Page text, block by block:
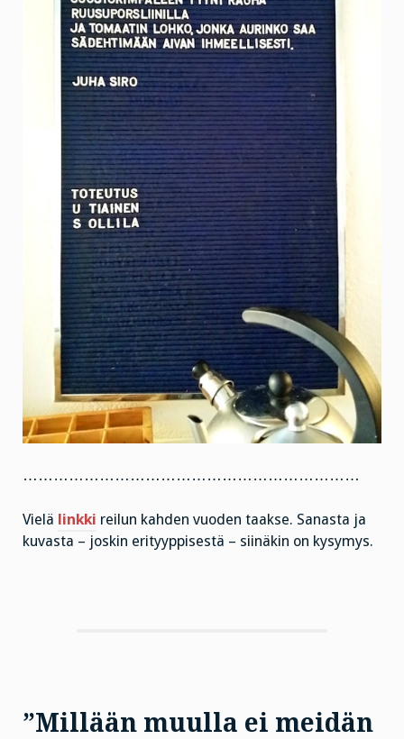
…………………………………………………………
Vielä linkki reilun kahden vuoden taakse. Sanasta ja
kuvasta – joskin erityyppisestä – siinäkin on kysymys.
”Millään muulla ei meidän